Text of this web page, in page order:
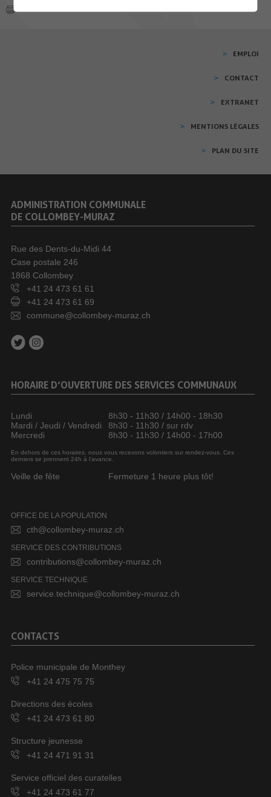
EMPLOI
CONTACT
EXTRANET
MENTIONS LÉGALES
PLAN DU SITE
ADMINISTRATION COMMUNALE
DE COLLOMBEY-MURAZ
Rue des Dents-du-Midi 44
Case postale 246
1868 Collombey
+41 24 473 61 61
+41 24 473 61 69
commune@collombey-muraz.ch
HORAIRE D’OUVERTURE DES SERVICES COMMUNAUX
Lundi
8h30 - 11h30 / 14h00 - 18h30
Mardi / Jeudi / Vendredi
8h30 - 11h30 / sur rdv
Mercredi
8h30 - 11h30 / 14h00 - 17h00
En dehors de ces horaires, nous vous recevons volontiers sur rendez-vous. Ces
derniers se prennent 24h à l’avance.
Veille de fête Fermeture 1 heure plus tôt!
OFFICE DE LA POPULATION
cth@collombey-muraz.ch
SERVICE DES CONTRIBUTIONS
contributions@collombey-muraz.ch
SERVICE TECHNIQUE
service.technique@collombey-muraz.ch
CONTACTS
Police municipale de Monthey
+41 24 475 75 75
Directions des écoles
+41 24 473 61 80
Structure jeunesse
+41 24 471 91 31
Service officiel des curatelles
+41 24 473 61 77